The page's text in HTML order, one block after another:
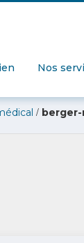
Nos
/ berger-